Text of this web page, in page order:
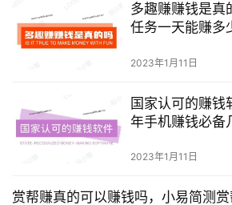
多趣赚赚钱是真
任务一天能赚多
2023年1月11日
国家认可的赚
年手机赚钱必备
2023年1月11日
赏帮赚真的可以赚钱吗，小易简测